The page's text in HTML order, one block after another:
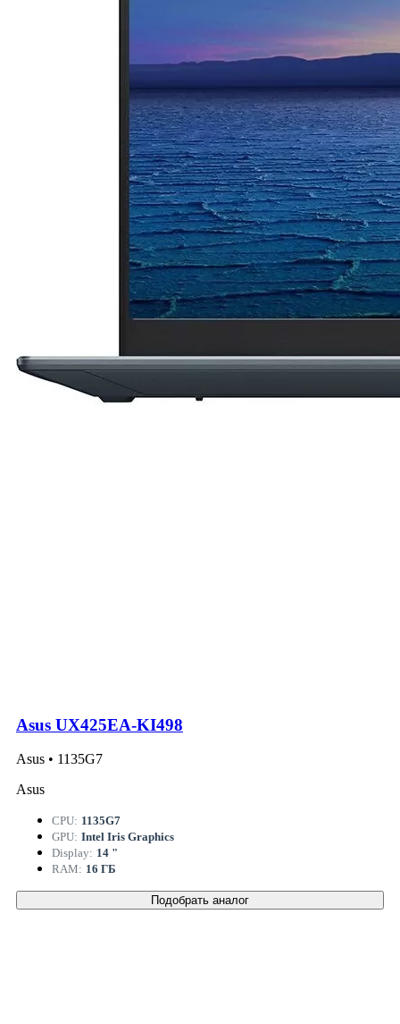
Asus UX425EA-KI498
Asus • 1135G7
Asus
CPU: 1135G7
GPU: Intel Iris Graphics
Display: 14 "
RAM: 16 ГБ
Подобрать аналог